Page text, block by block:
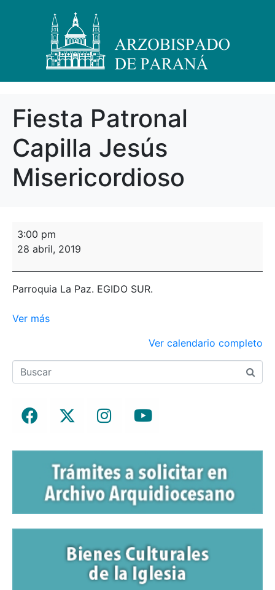
Fiesta Patronal
Capilla Jesús
Misericordioso
3:00 pm
28 abril, 2019
Parroquia La Paz. EGIDO SUR.
Ver más
Ver calendario completo